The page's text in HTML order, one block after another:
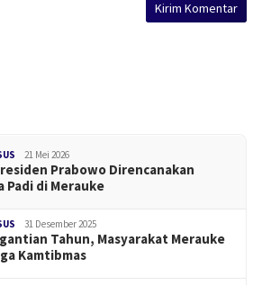
21 Mei 2026
Prabowo Direncanakan
Padi di Merauke
31 Desember 2025
Tahun, Masyarakat Merauke
Kamtibmas